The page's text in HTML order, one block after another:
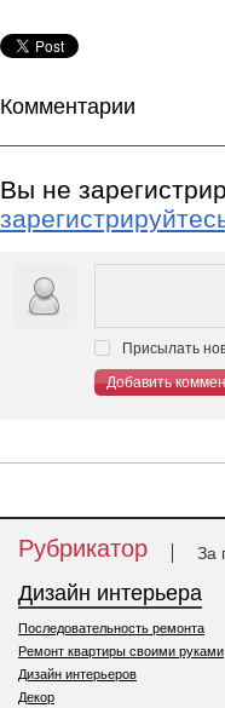
Комментарии
Вы не
Присылать
Добавить
Рубрикатор За
Дизайн интерьера
Последовательность ремонта
Ремонт квартиры своими руками
Дизайн интерьеров
Декор